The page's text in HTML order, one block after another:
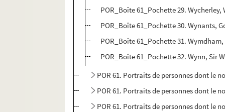
POR_Boîte 61_Pochette 29.
POR_Boîte 61_Pochette 30. Wynants,
POR_Boîte 61_Pochette 31.
POR_Boîte 61_Pochette 32. Wynn, Sir
POR 61. Portraits de personnes dont le
POR 61. Portraits de personnes dont le
POR 61. Portraits de personnes dont le